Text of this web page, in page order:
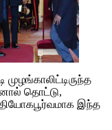
தொட்டு,
இந்த